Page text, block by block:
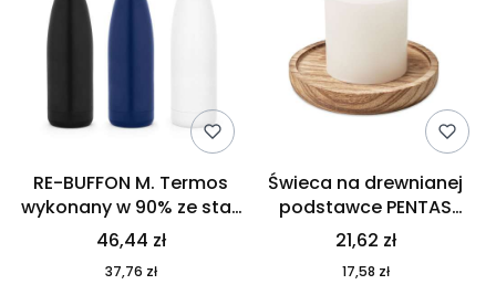
RE-BUFFON M. Termos
wykonany w 90% ze stali
nierdzewnej
pochodzącej z
recyklingu 520 ml 94294
46,44 zł
37,76 zł
Świeca na drewnianej
podstawce PENTAS
MO6282-40
21,62 zł
17,58 zł